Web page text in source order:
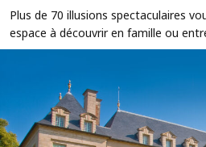
Plus de 70 illusions spectaculaires
espace à découvrir en famille ou